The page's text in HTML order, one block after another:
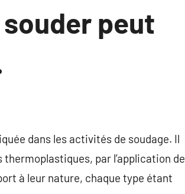
peut
dans les activités de soudage. Il
par l’application de
à leur nature, chaque type étant